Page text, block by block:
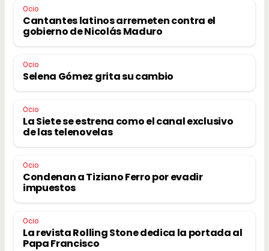
Ocio
Cantantes latinos arremeten contra el
gobierno de Nicolás Maduro
Ocio
Selena Gómez grita su cambio
Ocio
La Siete se estrena como el canal exclusivo
de las telenovelas
Ocio
Condenan a Tiziano Ferro por evadir
impuestos
Ocio
La revista Rolling Stone dedica la portada al
Papa Francisco